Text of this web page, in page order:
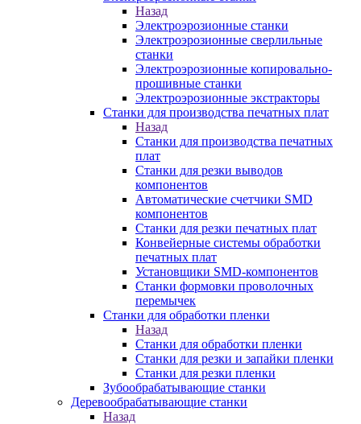
Назад
Электроэрозионные станки
Электроэрозионные сверлильные
станки
Электроэрозионные копировально-
прошивные станки
Электроэрозионные экстракторы
Станки для производства печатных плат
Назад
Станки для производства печатных
плат
Станки для резки выводов
компонентов
Автоматические счетчики SMD
компонентов
Станки для резки печатных плат
Конвейерные системы обработки
печатных плат
Установщики SMD-компонентов
Станки формовки проволочных
перемычек
Станки для обработки пленки
Назад
Станки для обработки пленки
Станки для резки и запайки пленки
Станки для резки пленки
Зубообрабатывающие станки
Деревообрабатывающие станки
Назад